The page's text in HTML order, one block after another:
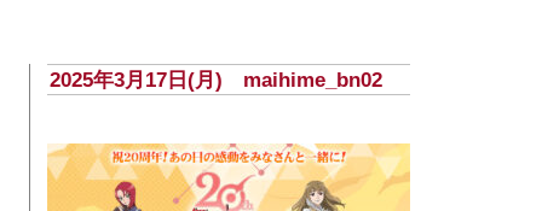
2025年3月17日(月) maihime_bn02